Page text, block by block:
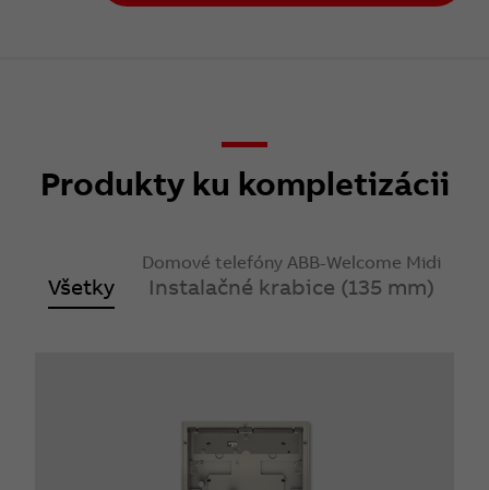
Produkty ku kompletizácii
Všetky
Domové telefóny ABB-Welcome Midi
Instalačné krabice (135 mm)